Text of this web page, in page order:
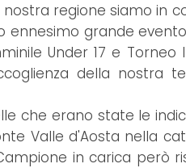
regione siamo in
ennesimo grande
Under 17 e
della nostra
che erano state le
Valle d'Aosta nella
in carica però